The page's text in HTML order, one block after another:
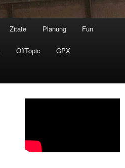
Zitate Planung Fun
OffTopic GPX